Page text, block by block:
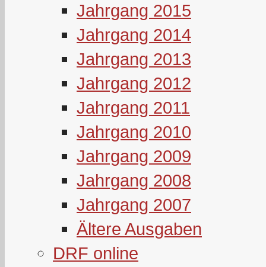
Jahrgang 2015
Jahrgang 2014
Jahrgang 2013
Jahrgang 2012
Jahrgang 2011
Jahrgang 2010
Jahrgang 2009
Jahrgang 2008
Jahrgang 2007
Ältere Ausgaben
DRF online